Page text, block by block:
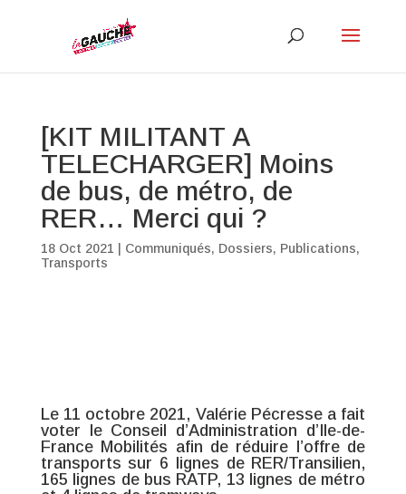
[KIT MILITANT A
TELECHARGER] Moins
de bus, de métro, de
RER… Merci qui ?
18 Oct 2021 Communiqués, Dossiers, Publications,
Transports
Le 11 octobre 2021, Valérie Pécresse a fait
voter le Conseil d’Administration d’Ile-de-
France Mobilités afin de réduire l’offre de
transports sur 6 lignes de RER/Transilien,
165 lignes de bus RATP, 13 lignes de métro